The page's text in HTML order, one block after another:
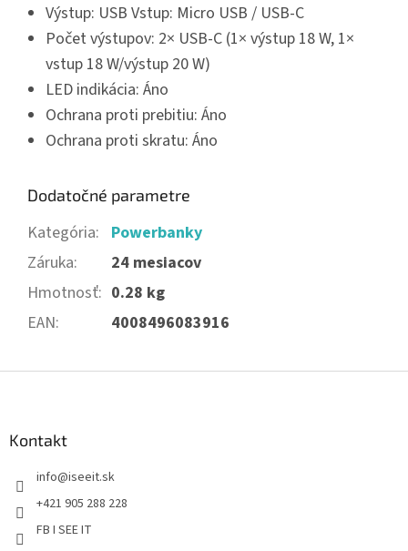
Výstup: USB Vstup: Micro USB / USB-C
Počet výstupov: 2× USB-C (1× výstup 18 W, 1×
vstup 18 W/výstup 20 W)
LED indikácia: Áno
Ochrana proti prebitiu: Áno
Ochrana proti skratu: Áno
Dodatočné parametre
Kategória: Powerbanky
Záruka:
24 mesiacov
Hmotnosť: 0.28 kg
EAN: 4008496083916
Kontakt
info@iseeit.sk
+421 905 288 228
FB I SEE IT